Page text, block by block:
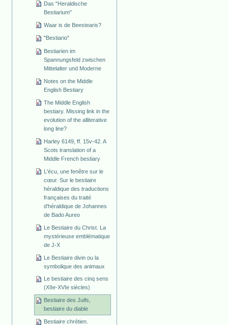
Das "Heraldische
Bestiarium"
Waar is de Beestearis?
"Bestiario"
Bestiarien im
Spannungsfeld zwischen
Mittelalter und Moderne
Notes on the Middle
English Bestiary
The Middle English
bestiary. Missing link in the
evolution of the alliterative
long line?
Harley 6149, ff. 15v-42. A
Scots translation of a
Middle French bestiary
L'écu, une fenêtre sur le
cœur. Sur le bestiaire
héraldique des traductions
françaises du traité
d'héraldique de Johannes
de Bado Aureo
Le Bestiaire du Christ. La
mystérieuse emblématique
de J-X
Le Bestiaire divin ou la
symbolique des animaux
Le bestiaire des cinq sens
(XIIe-XVIe siècles)
Bestiaire des Juifs,
bestiaire du diable
Bestiaire chrétien.